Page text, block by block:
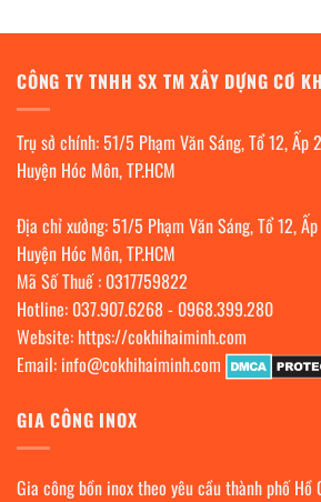
CÔNG TY TNHH SX TM XÂY DỰNG CƠ
Trụ sở chính: 51/5 Phạm Văn Sáng, Tổ 12, Ấp
Huyện Hóc Môn, TP.HCM
Địa chỉ xưởng: 51/5 Phạm Văn Sáng, Tổ 12,
Huyện Hóc Môn, TP.HCM
Mã Số Thuế : 0317759822
Hotline: 037.907.6268- 0968.399.280
Website: https://cokhihaiminh.com
Email: info@cokhihaiminh.com
GIA CÔNG INOX
Gia công bồn inox theo yêu cầu thành phố Hồ